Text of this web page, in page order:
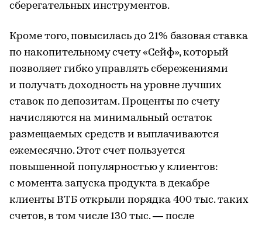
сберегательных инструментов.
Кроме того, повысилась до 21% базовая ставка
по накопительному счету «Сейф», который
позволяет гибко управлять сбережениями
и получать доходность на уровне лучших
ставок по депозитам. Проценты по счету
начисляются на минимальный остаток
размещаемых средств и выплачиваются
ежемесячно. Этот счет пользуется
повышенной популярностью у клиентов:
с момента запуска продукта в декабре
клиенты ВТБ открыли порядка 400 тыс. таких
счетов, в том числе 130 тыс. — после